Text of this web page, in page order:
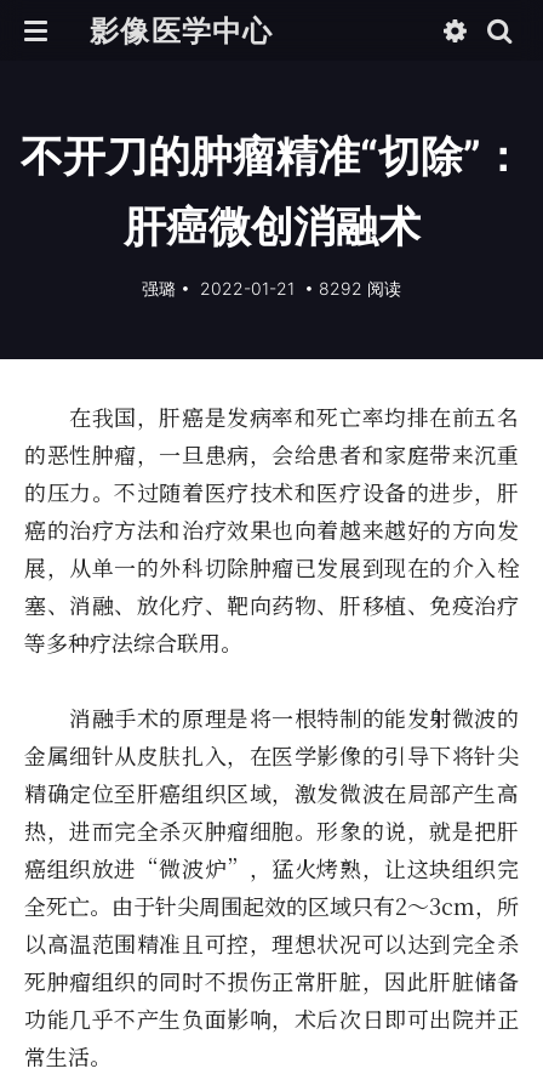
影像医学中心
不开刀的肿瘤精准“切除”：
肝癌微创消融术
强璐 • 2022-01-21 • 8292 阅读
在我国，肝癌是发病率和死亡率均排在前五名
的恶性肿瘤，一旦患病，会给患者和家庭带来沉重
的压力。不过随着医疗技术和医疗设备的进步，肝
癌的治疗方法和治疗效果也向着越来越好的方向发
展，从单一的外科切除肿瘤已发展到现在的介入栓
塞、消融、放化疗、靶向药物、肝移植、免疫治疗
等多种疗法综合联用。
消融手术的原理是将一根特制的能发射微波的
金属细针从皮肤扎入，在医学影像的引导下将针尖
精确定位至肝癌组织区域，激发微波在局部产生高
热，进而完全杀灭肿瘤细胞。形象的说，就是把肝
癌组织放进“微波炉”，猛火烤熟，让这块组织完
全死亡。由于针尖周围起效的区域只有2～3cm，所
以高温范围精准且可控，理想状况可以达到完全杀
死肿瘤组织的同时不损伤正常肝脏，因此肝脏储备
功能几乎不产生负面影响，术后次日即可出院并正
常生活。